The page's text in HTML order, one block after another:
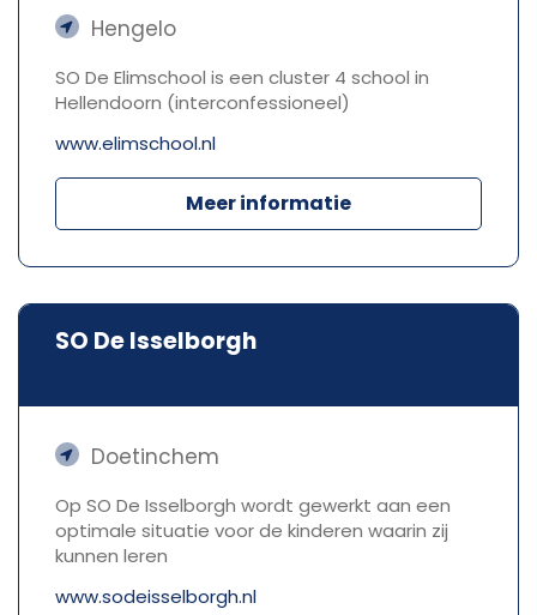
Hengelo
SO De Elimschool is een cluster 4 school in
Hellendoorn (interconfessioneel)
www.elimschool.nl
Meer informatie
SO De Isselborgh
Doetinchem
Op SO De Isselborgh wordt gewerkt aan een
optimale situatie voor de kinderen waarin zij
kunnen leren
www.sodeisselborgh.nl